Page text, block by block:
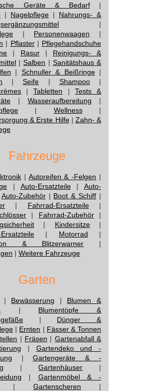
Geräte & Bedarf|
| Nagelpflege | Nahrungs- &
|
| Personenwaagen |
| Pflaster| Pflegehandschuhe
| Rasur| Reinigungs- &
|Salben | Sanitätshaus &
| Schnuller & Beißringe|
|Seife | Shampoo|
|Tabletten | Tests &
| Wasseraufbereitung |
| Wellness|
& Erste Hilfe| Zahn- &
Fahrzeuge
| Autoreifen & -Felgen |
| Auto-Ersatzteile| Auto-
Auto-Zubehör| Boot & Schiff |
| Fahrrad-Ersatzteile|
| Fahrrad-Zubehör|
| Kindersitze|
| Motorrad |
& Blitzerwarner |
| Weitere Fahrzeuge
Garten
| Bewässerung | Blumen &
| Blumentöpfe &
| Dünger &
| Ernten | Fässer & Tonnen
| Fräsen | Gartenabfall &
| Gartendeko und -
| Gartengeräte & -
|Gartenhäuser |
| Gartenmöbel & -
Gartenscheren |